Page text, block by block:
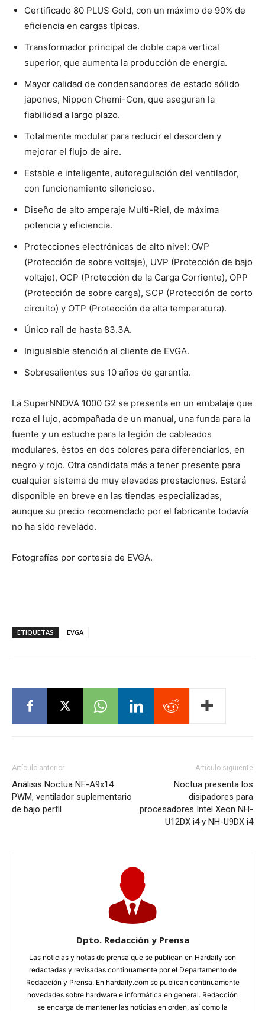
Certificado 80 PLUS Gold, con un máximo de 90% de
eficiencia en cargas típicas.
Transformador principal de doble capa vertical
superior, que aumenta la producción de energía.
Mayor calidad de condensandores de estado sólido
japones, Nippon Chemi-Con, que aseguran la
fiabilidad a largo plazo.
Totalmente modular para reducir el desorden y
mejorar el flujo de aire.
Estable e inteligente, autoregulación del ventilador,
con funcionamiento silencioso.
Diseño de alto amperaje Multi-Riel, de máxima
potencia y eficiencia.
Protecciones electrónicas de alto nivel: OVP
(Protección de sobre voltaje), UVP (Protección de bajo
voltaje), OCP (Protección de la Carga Corriente), OPP
(Protección de sobre carga), SCP (Protección de corto
circuito) y OTP (Protección de alta temperatura).
Único raíl de hasta 83.3A.
Inigualable atención al cliente de EVGA.
Sobresalientes sus 10 años de garantía.
La SuperNNOVA 1000 G2 se presenta en un embalaje que
roza el lujo, acompañada de un manual, una funda para la
fuente y un estuche para la legión de cableados
modulares, éstos en dos colores para diferenciarlos, en
negro y rojo. Otra candidata más a tener presente para
cualquier sistema de muy elevadas prestaciones. Estará
disponible en breve en las tiendas especializadas,
aunque su precio recomendado por el fabricante todavía
no ha sido revelado.
Fotografías por cortesía de EVGA.
ETIQUETAS EVGA
Artículo anterior
Análisis Noctua NF-A9x14
PWM, ventilador suplementario
de bajo perfil
Artículo siguiente
Noctua presenta los
disipadores para
procesadores Intel Xeon NH-
U12DX i4 y NH-U9DX i4
Dpto. Redacción y Prensa
Las noticias y notas de prensa que se publican en Hardaily son
redactadas y revisadas continuamente por el Departamento de
Redacción y Prensa. En hardaily.com se publican continuamente
novedades sobre hardware e informática en general. Redacción
se encarga de mantener las noticias en orden, así como la